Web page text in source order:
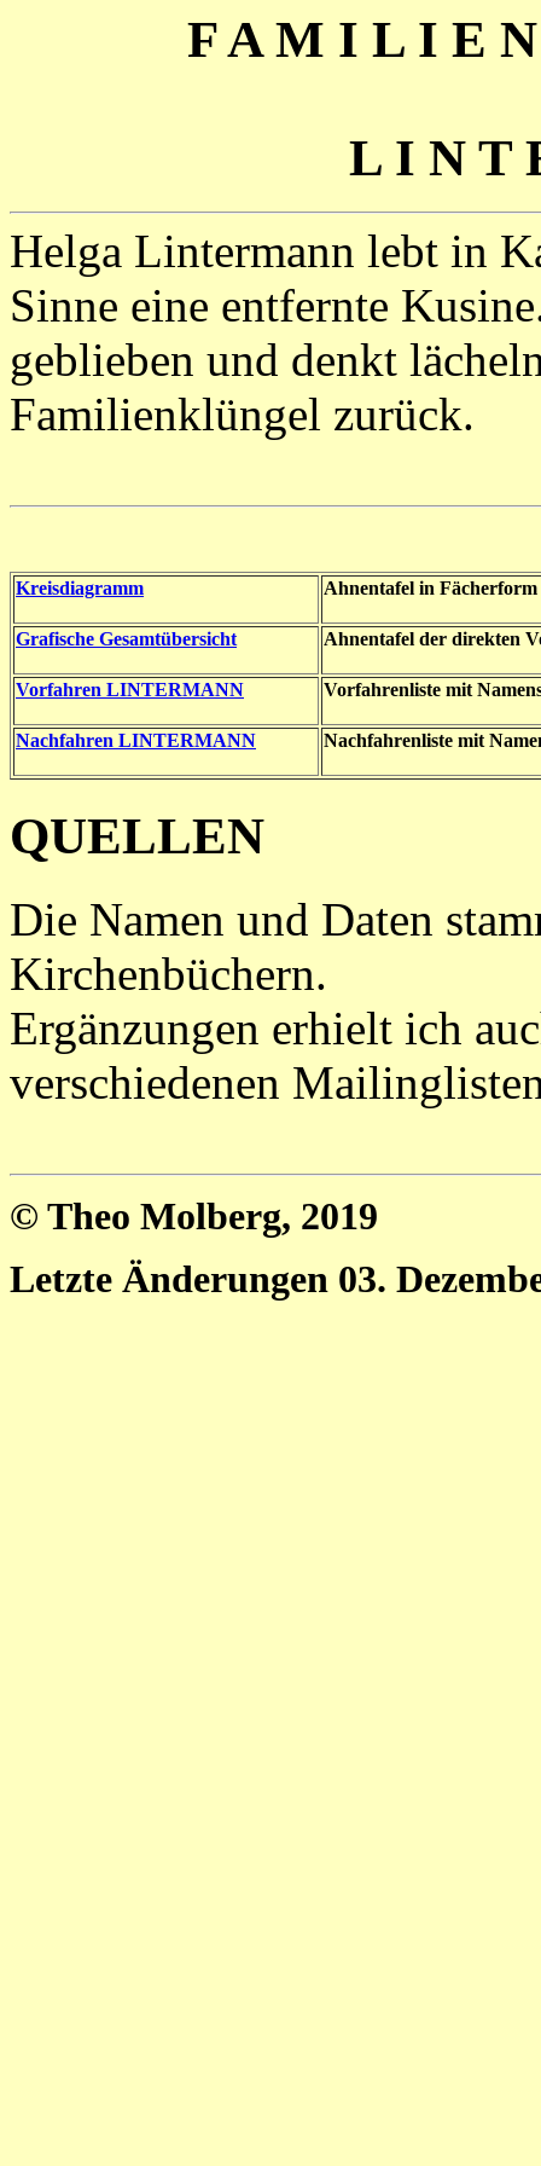
F A M I L I E
L I N T
Helga Lintermann lebt in
Sinne eine entfernte
geblieben und denkt
Familienklüngel zurück.
Kreisdiagramm Ahnentafel in Fächerform
Grafische Gesamtübersicht Ahnentafel der direkten
Vorfahren LINTERMANN Vorfahrenliste mit
Nachfahren LINTERMANN Nachfahrenliste mit
QUELLEN
Die Namen und Daten
Kirchenbüchern.
Ergänzungen erhielt ich
verschiedenen
© Theo Molberg, 2019
Letzte Änderungen 03.